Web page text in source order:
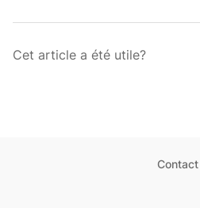
Cet article a été utile?
Contact